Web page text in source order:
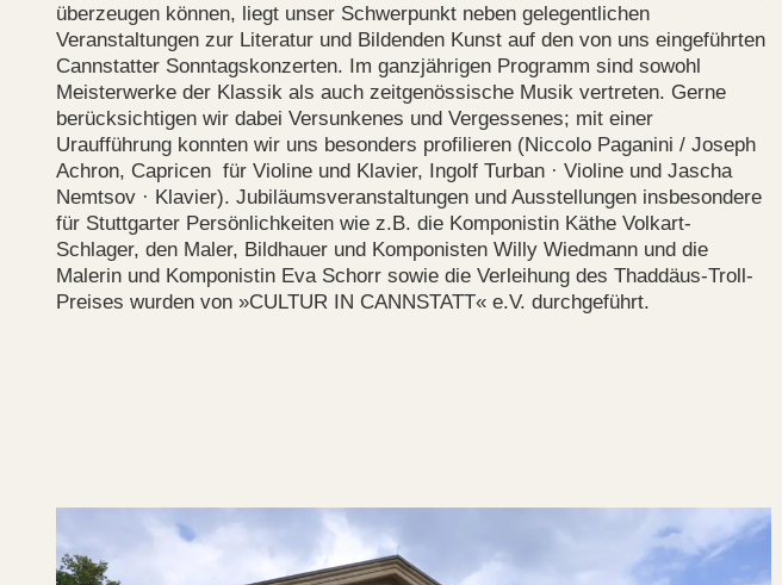
überzeugen können, liegt unser Schwerpunkt neben gelegentlichen
Veranstaltungen zur Literatur und Bildenden Kunst auf den von uns eingeführten
Cannstatter Sonntagskonzerten. Im ganzjährigen Programm sind sowohl
Meisterwerke der Klassik als auch zeitgenössische Musik vertreten. Gerne
berücksichtigen wir dabei Versunkenes und Vergessenes; mit einer
Uraufführung konnten wir uns besonders profilieren (Niccolo Paganini / Joseph
Achron, Capricen für Violine und Klavier, Ingolf Turban · Violine und Jascha
Nemtsov · Klavier). Jubiläumsveranstaltungen und Ausstellungen insbesondere
für Stuttgarter Persönlichkeiten wie z.B. die Komponistin Käthe Volkart-
Schlager, den Maler, Bildhauer und Komponisten Willy Wiedmann und die
Malerin und Komponistin Eva Schorr sowie die Verleihung des Thaddäus-Troll-
Preises wurden von »CULTUR IN CANNSTATT« e.V. durchgeführt.